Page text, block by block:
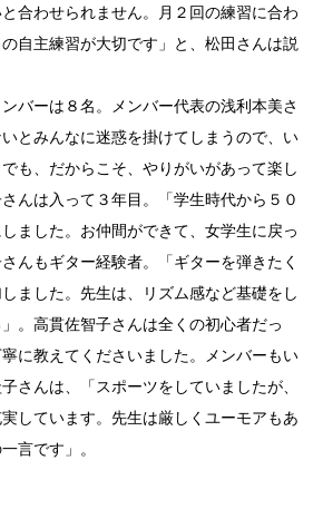
合わせられません。月２回の練習に合わ
自主練習が大切です」と、松田さんは説
バーは８名。メンバー代表の浅利本美さ
とみんなに迷惑を掛けてしまうので、い
も、だからこそ、やりがいがあって楽し
んは入って３年目。「学生時代から５０
ました。お仲間ができて、女学生に戻っ
んもギター経験者。「ギターを弾きたく
ました。先生は、リズム感など基礎をし
。高貫佐智子さんは全くの初心者だっ
に教えてくださいました。メンバーもい
さんは、「スポーツをしていましたが、
しています。先生は厳しくユーモアもあ
言です」。